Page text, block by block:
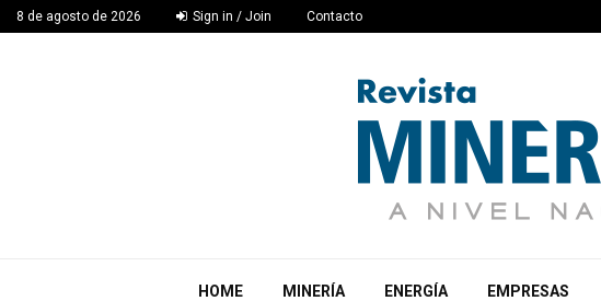
8 de agosto de 2026 Sign in / Join Contacto
HOME MINERÍA ENERGÍA EMPRESAS